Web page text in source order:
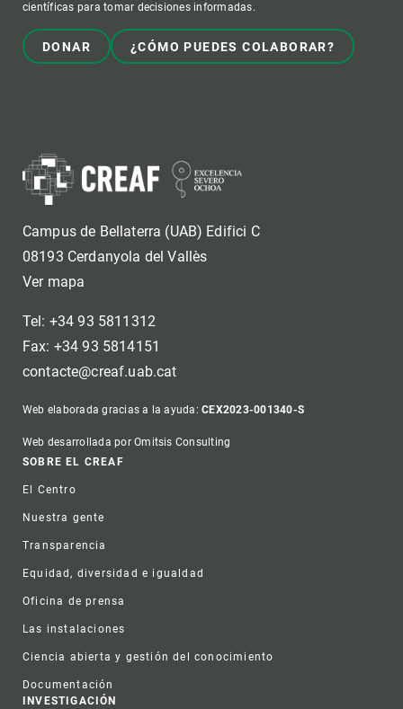
científicas para tomar decisiones informadas.
DONAR ¿CÓMO PUEDES COLABORAR?
Campus de Bellaterra (UAB) Edifici C
08193 Cerdanyola del Vallès
Ver mapa
Tel: +34 93 5811312
Fax: +34 93 5814151
contacte@creaf.uab.cat
Web elaborada gracias a la ayuda:CEX2023-001340-S
Web desarrollada por Omitsis Consulting
Footer
SOBRE EL CREAF
El Centro
Nuestra gente
Transparencia
Equidad, diversidad e igualdad
Oficina de prensa
Las instalaciones
Ciencia abierta y gestión del conocimiento
Documentación
INVESTIGACIÓN